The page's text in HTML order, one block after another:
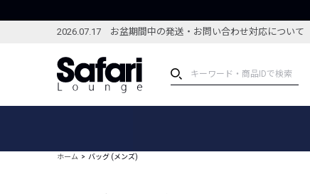
2026.07.17 お盆期間中の発送・お問い合わせ対応について
ブランドから探す
ホーム バッグ (メンズ)